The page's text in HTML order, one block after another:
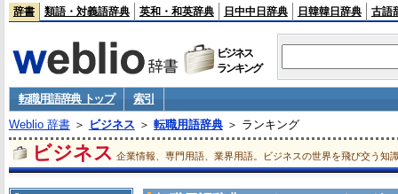
辞書 類語・対義語辞典 英和・和英辞典 日中中日辞典 日韓韓日辞典 古語
ビジネス
ランキング
転職用語辞典 トップ
索引
Weblio 辞書＞ ビジネス ＞ 転職用語辞典＞ ランキング
ビジネス 企業情報、専門用語、業界用語。ビジネスの世界を飛び交う知